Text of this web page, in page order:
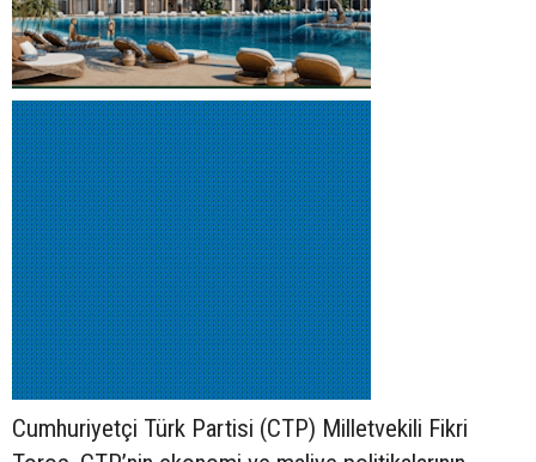
Cumhuriyetçi Türk Partisi (CTP) Milletvekili Fikri